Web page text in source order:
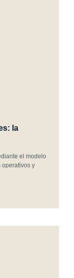
la
el modelo
operativos y